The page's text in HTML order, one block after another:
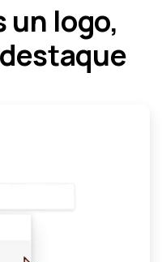
un logo,